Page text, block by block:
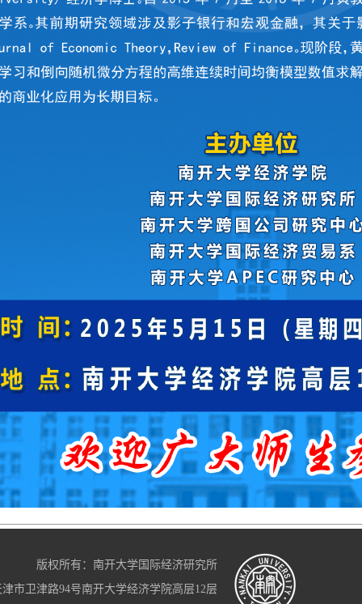
版权所有：南开大学国际经济研究所
津市卫津路94号南开大学经济学院高层12层